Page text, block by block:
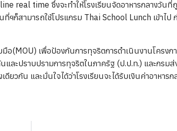
real time ซึ่งจะทำให้โรงเรียนจัดอาหารกลางวัน
ฯก็สามารถใช้โปรแกรม Thai School Lunch เข้าไ
(MOU) เพื่อป้องกันการทุจริตการดำเนินงานโครง
ละปราบปรามการทุจริตในภาครัฐ (ป.ป.ท.) และกรม
ยวกัน และมั่นใจได้ว่าโรงเรียนจะได้รับเงินค่าอาหา